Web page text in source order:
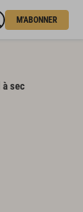
M'ABONNER
à sec